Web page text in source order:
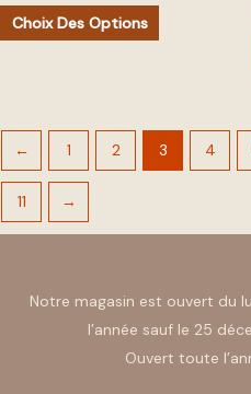
Choix Des Options
page
← 1 2 3 4
11 →
Notre magasin est ouvert du
l’année sauf le 25
Ouvert toute